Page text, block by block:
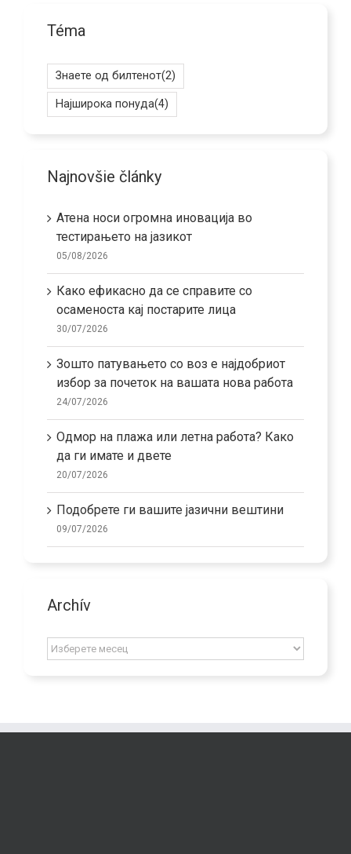
Téma
Знаете од билтенот(2)
Најширока понуда(4)
Najnovšie články
Атена носи огромна иновација во
тестирањето на јазикот
05/08/2026
Како ефикасно да се справите со
осаменоста кај постарите лица
30/07/2026
Зошто патувањето со воз е најдобриот
избор за почеток на вашата нова работа
24/07/2026
Одмор на плажа или летна работа? Како
да ги имате и двете
20/07/2026
Подобрете ги вашите јазични вештини
09/07/2026
Archív
Archív